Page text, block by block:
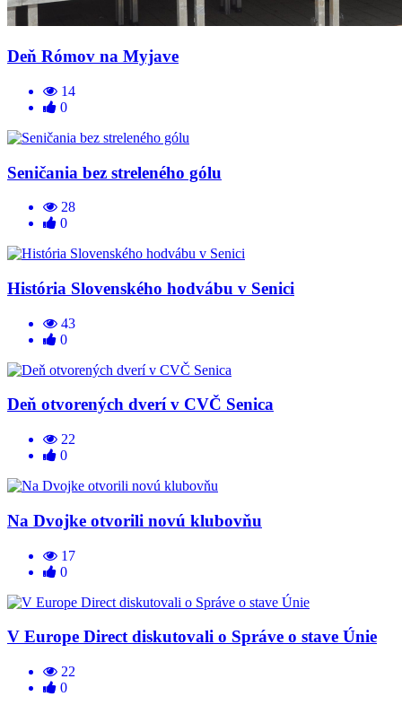
Deň Rómov na Myjave
14
0
Seničania bez streleného gólu
28
0
História Slovenského hodvábu v Senici
43
0
Deň otvorených dverí v CVČ Senica
22
0
Na Dvojke otvorili novú klubovňu
17
0
V Europe Direct diskutovali o Správe o stave Únie
22
0